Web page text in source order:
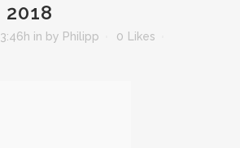
2018
in by Philipp 0 Likes